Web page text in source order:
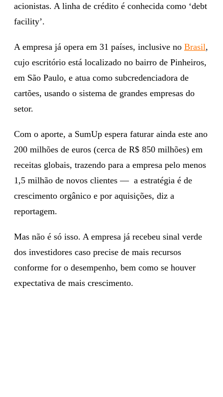
acionistas. A linha de crédito é conhecida como ‘debt
facility’.
A empresa já opera em 31 países, inclusive no Brasil,
cujo escritório está localizado no bairro de Pinheiros,
em São Paulo, e atua como subcredenciadora de
cartões, usando o sistema de grandes empresas do
setor.
Com o aporte, a SumUp espera faturar ainda este ano
200 milhões de euros (cerca de R$ 850 milhões) em
receitas globais, trazendo para a empresa pelo menos
1,5 milhão de novos clientes — a estratégia é de
crescimento orgânico e por aquisições, diz a
reportagem.
Mas não é só isso. A empresa já recebeu sinal verde
dos investidores caso precise de mais recursos
conforme for o desempenho, bem como se houver
expectativa de mais crescimento.